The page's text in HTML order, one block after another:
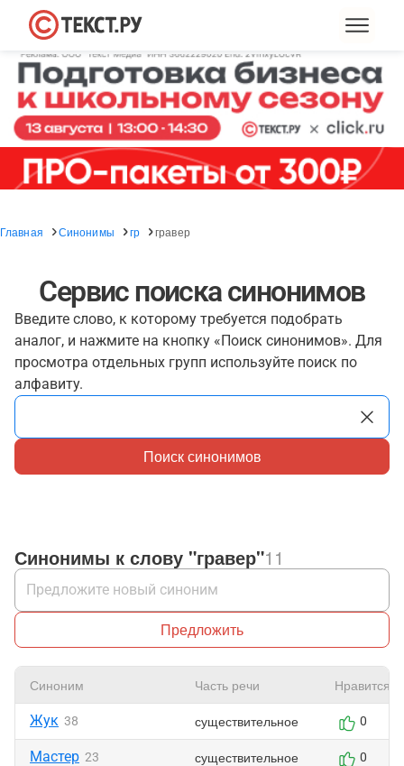
Главная Синонимы гр гравер
Сервис поиска синонимов
Введите слово, к которому требуется подобрать
аналог, и нажмите на кнопку «Поиск синонимов». Для
просмотра отдельных групп используйте поиск по
алфавиту.
Поиск синонимов
Синонимы к слову "гравер"11
Предложить
Синоним Часть речи Нравится
Жук 38 существительное 0
Мастер 23 существительное 0